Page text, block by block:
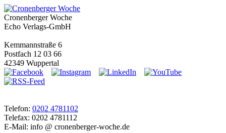
Cronenberger Woche
Echo Verlags-GmbH
Kemmannstraße 6
Postfach 12 03 66
42349 Wuppertal
Telefon: 0202 4781102
Telefax: 0202 4781112
E-Mail: info @ cronenberger-woche.de